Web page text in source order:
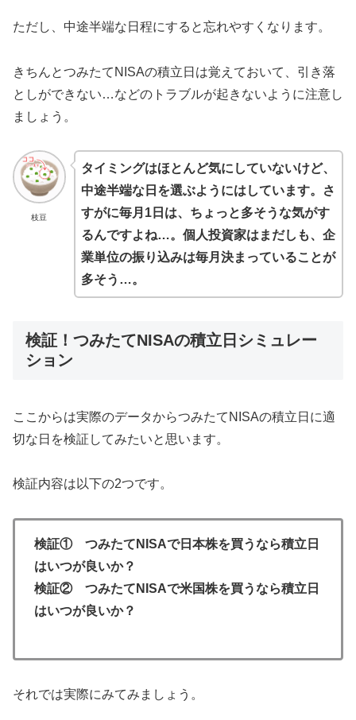
ただし、中途半端な日程にすると忘れやすくなります。
きちんとつみたてNISAの積立日は覚えておいて、引き落
としができない…などのトラブルが起きないように注意し
ましょう。
枝豆
タイミングはほとんど気にしていないけど、
中途半端な日を選ぶようにはしています。さ
すがに毎月1日は、ちょっと多そうな気がす
るんですよね…。個人投資家はまだしも、企
業単位の振り込みは毎月決まっていることが
多そう…。
検証！つみたてNISAの積立日シミュレー
ション
ここからは実際のデータからつみたてNISAの積立日に適
切な日を検証してみたいと思います。
検証内容は以下の2つです。
検証① つみたてNISAで日本株を買うなら積立日
はいつが良いか？
検証② つみたてNISAで米国株を買うなら積立日
はいつが良いか？
それでは実際にみてみましょう。